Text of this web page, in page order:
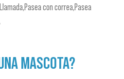
con correa,Pasea
MASCOTA?